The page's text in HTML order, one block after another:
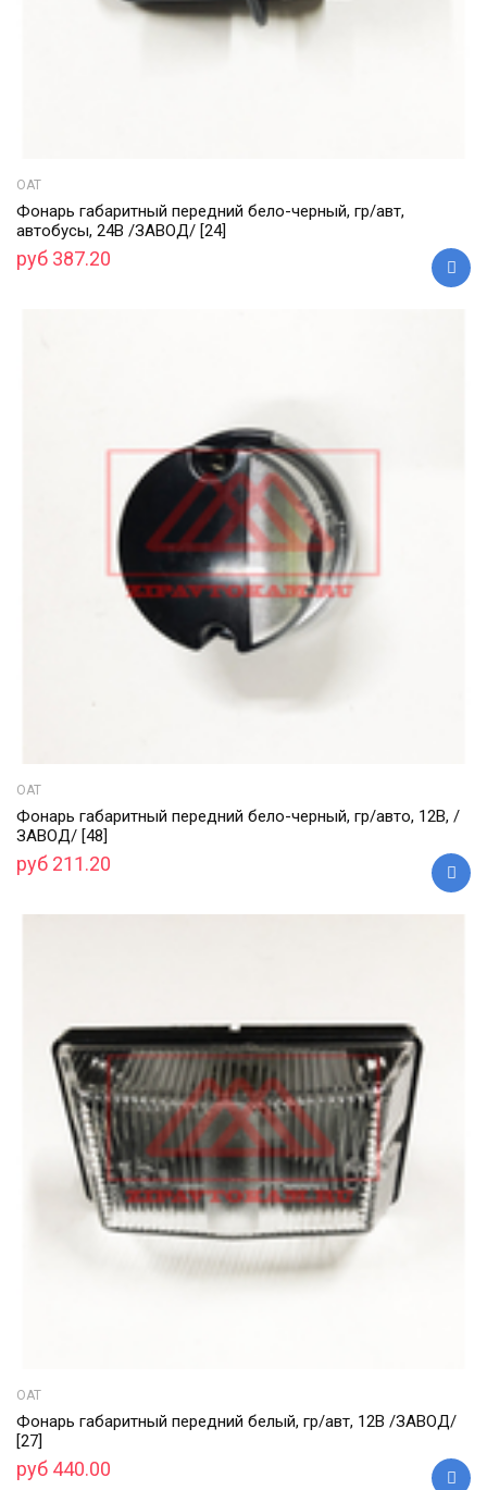
ОАТ
Фонарь габаритный передний бело-черный, гр/авт,
автобусы, 24В /ЗАВОД/ [24]
руб 387.20
ОАТ
Фонарь габаритный передний бело-черный, гр/авто, 12В, /
ЗАВОД/ [48]
руб 211.20
ОАТ
Фонарь габаритный передний белый, гр/авт, 12В /ЗАВОД/
[27]
руб 440.00